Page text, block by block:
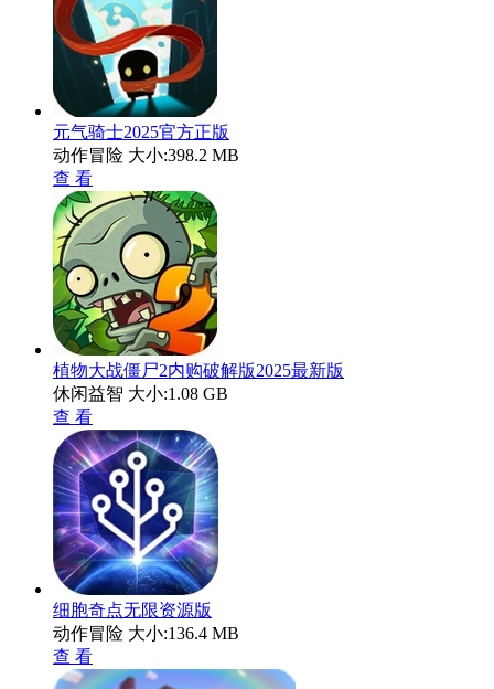
元气骑士2025官方正版
动作冒险 大小:398.2 MB
查 看
植物大战僵尸2内购破解版2025最新版
休闲益智 大小:1.08 GB
查 看
细胞奇点无限资源版
动作冒险 大小:136.4 MB
查 看